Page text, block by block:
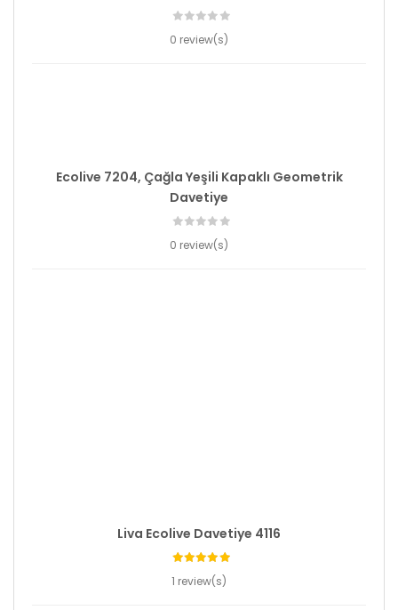
0 review(s)
Ecolive 7204, Çağla Yeşili Kapaklı Geometrik
Davetiye
0 review(s)
Liva Ecolive Davetiye 4116
1 review(s)